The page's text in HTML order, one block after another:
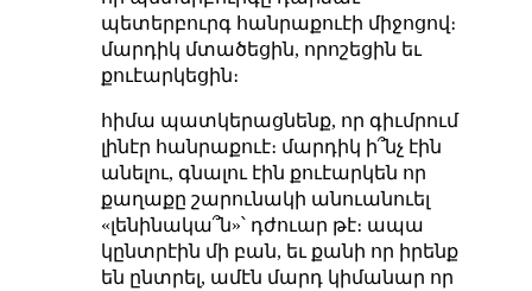
պետերբուրգ հանրաքուէի միջոցով։
մարդիկ մտածեցին, որոշեցին եւ
քուէարկեցին։
հիմա պատկերացնենք, որ գիւմրում
լինէր հանրաքուէ։ մարդիկ ի՞նչ էին
անելու, գնալու էին քուէարկեն որ
քաղաքը շարունակի անուանուել
«լենինակա՞ն»՝ դժուար թէ։ ապա
կընտրէին մի բան, եւ քանի որ իրենք
են ընտրել, ամէն մարդ կիմանար որ